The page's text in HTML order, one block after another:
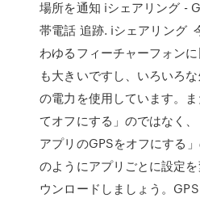
場所を通知 iシェアリング -
帯電話 追跡. iシェアリング
わゆるフィーチャーフォン
も大きいですし、いろいろ
の電力を使用しています。
てオフにする」のではなく
アプリのGPSをオフにする
のようにアプリごとに設定
ウンロードしましょう。